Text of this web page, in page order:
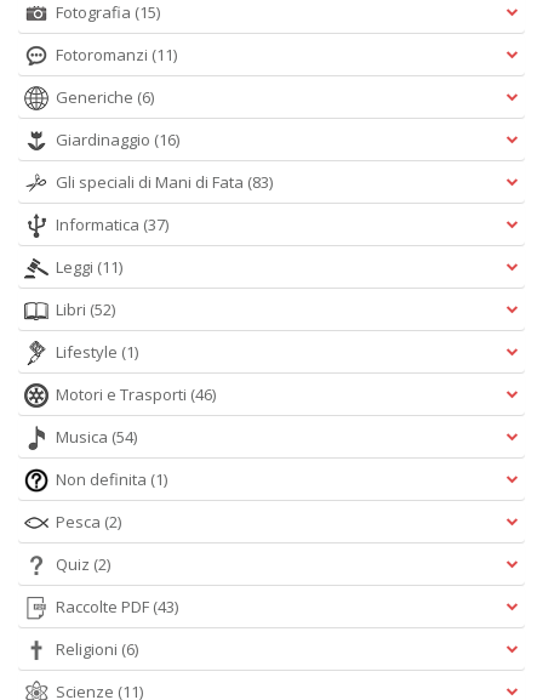
Fotografia (15)
Fotoromanzi (11)
Generiche (6)
Giardinaggio (16)
Gli speciali di Mani di Fata (83)
Informatica (37)
Leggi (11)
Libri (52)
Lifestyle (1)
Motori e Trasporti (46)
Musica (54)
Non definita (1)
Pesca (2)
Quiz (2)
Raccolte PDF (43)
Religioni (6)
Scienze (11)